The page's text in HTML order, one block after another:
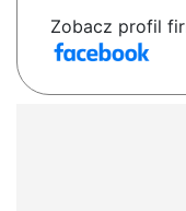
Zobacz profil